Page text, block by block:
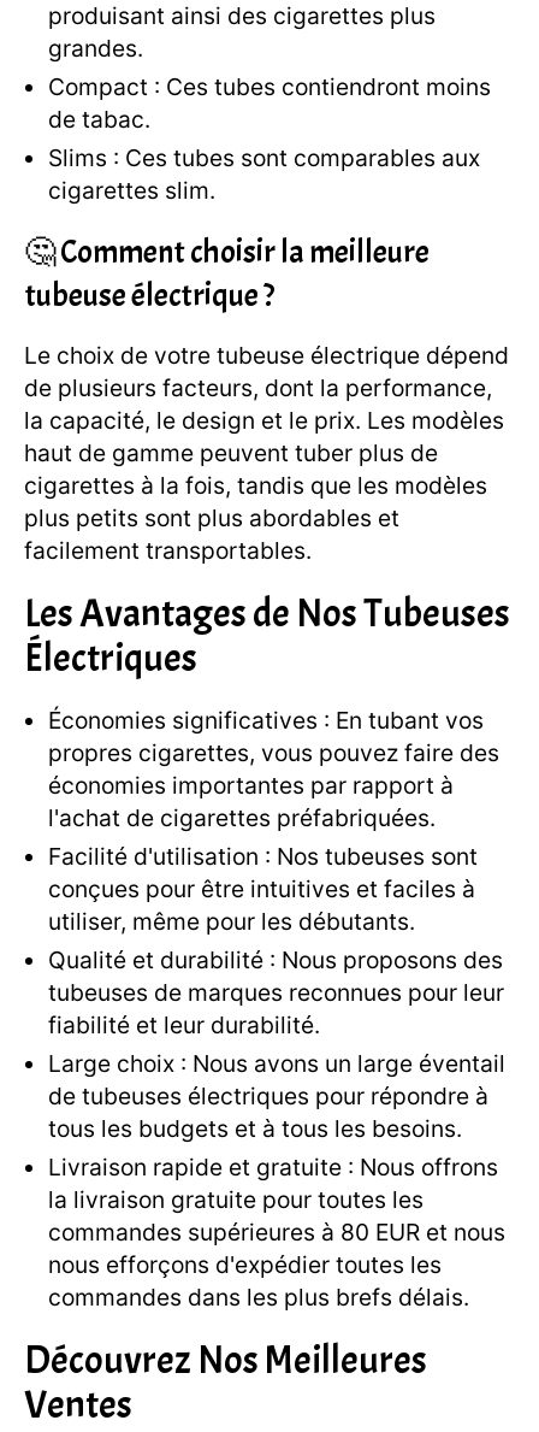
produisant ainsi des cigarettes plus
grandes.
Compact : Ces tubes contiendront moins
de tabac.
Slims : Ces tubes sont comparables aux
cigarettes slim.
🤔 Comment choisir la meilleure
tubeuse électrique ?
Le choix de votre tubeuse électrique dépend
de plusieurs facteurs, dont la performance,
la capacité, le design et le prix. Les modèles
haut de gamme peuvent tuber plus de
cigarettes à la fois, tandis que les modèles
plus petits sont plus abordables et
facilement transportables.
Les Avantages de Nos Tubeuses
Électriques
Économies significatives : En tubant vos
propres cigarettes, vous pouvez faire des
économies importantes par rapport à
l'achat de cigarettes préfabriquées.
Facilité d'utilisation : Nos tubeuses sont
conçues pour être intuitives et faciles à
utiliser, même pour les débutants.
Qualité et durabilité : Nous proposons des
tubeuses de marques reconnues pour leur
fiabilité et leur durabilité.
Large choix : Nous avons un large éventail
de tubeuses électriques pour répondre à
tous les budgets et à tous les besoins.
Livraison rapide et gratuite : Nous offrons
la livraison gratuite pour toutes les
commandes supérieures à 80 EUR et nous
nous efforçons d'expédier toutes les
commandes dans les plus brefs délais.
Découvrez Nos Meilleures
Ventes